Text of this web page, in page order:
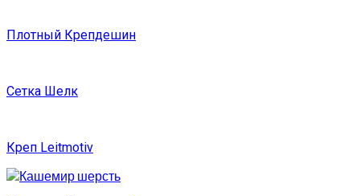
Плотный Крепдешин
Сетка Шелк
Креп Leitmotiv